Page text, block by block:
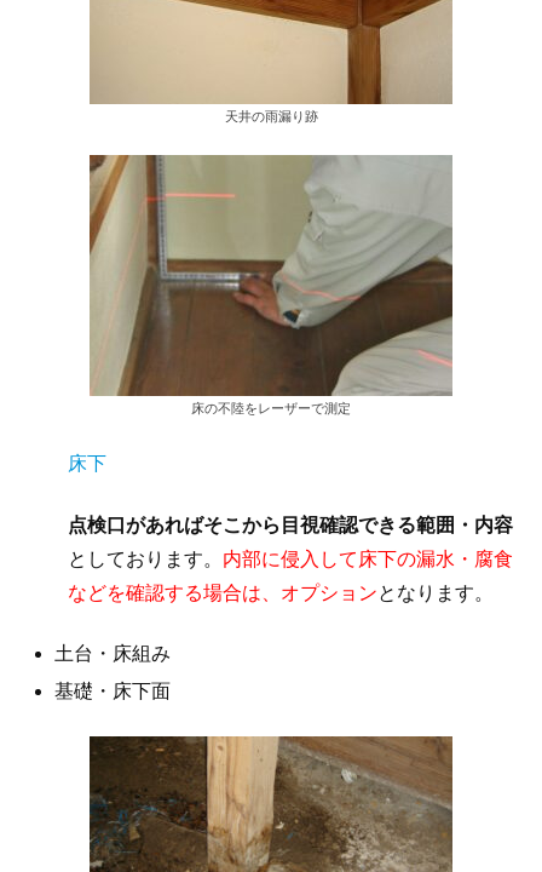
天井の雨漏り跡
床の不陸をレーザーで測定
床下
点検口があればそこから目視確認できる範囲・内容
としております。 内部に侵入して床下の漏水・腐食
などを確認する場合は、オプションとなります。
土台・床組み
基礎・床下面